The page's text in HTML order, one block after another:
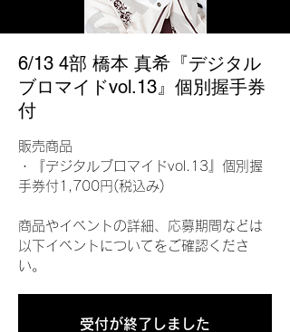
6/13 4部 橋本 真希『デジタル
ブロマイドvol.13』個別握手券
付
販売商品
・『デジタルブロマイドvol.13』個別握
手券付1,700円(税込み)
商品やイベントの詳細、応募期間などは
以下イベントについてをご確認くださ
い。
受付が終了しました